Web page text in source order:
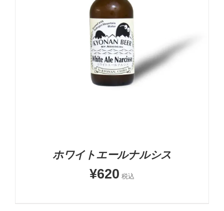
お買い物カゴに追加
詳細
ホワイトエールナルシス
¥620 税込